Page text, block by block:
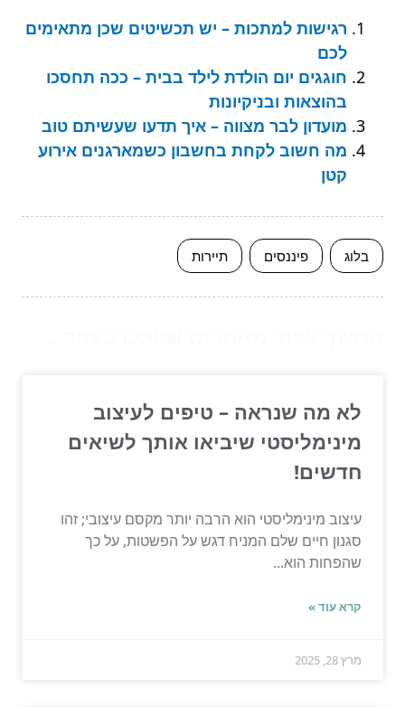
רגישות למתכות – יש תכשיטים שכן מתאימים
לכם
חוגגים יום הולדת לילד בבית – ככה תחסכו
בהוצאות ובניקיונות
מועדון לבר מצווה – איך תדעו שעשיתם טוב
מה חשוב לקחת בחשבון כשמארגנים אירוע
קטן
בלוג פיננסים תיירות
לא מה שנראה – טיפים לעיצוב
מינימליסטי שיביאו אותך לשיאים
חדשים!
עיצוב מינימליסטי הוא הרבה יותר מקסם עיצובי; זהו
סגנון חיים שלם המניח דגש על הפשטות, על כך
שהפחות הוא...
קרא עוד »
מרץ 28, 2025